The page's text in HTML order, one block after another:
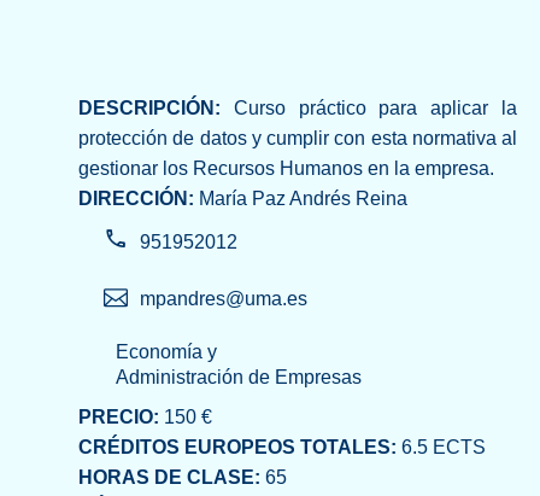
DESCRIPCIÓN: Curso práctico para aplicar la
protección de datos y cumplir con esta normativa al
gestionar los Recursos Humanos en la empresa.
DIRECCIÓN: María Paz Andrés Reina
951952012
mpandres@uma.es
Economía y
Administración de Empresas
PRECIO: 150 €
CRÉDITOS EUROPEOS TOTALES: 6.5 ECTS
HORAS DE CLASE: 65